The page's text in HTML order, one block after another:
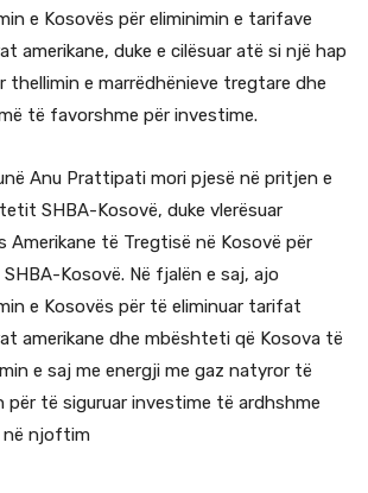
e Kosovës për eliminimin e tarifave
amerikane, duke e cilësuar atë si një hap
thellimin e marrëdhënieve tregtare dhe
të favorshme për investime.
Anu Prattipati mori pjesë në pritjen e
SHBA-Kosovë, duke vlerësuar
Amerikane të Tregtisë në Kosovë për
Kosovë. Në fjalën e saj, ajo
e Kosovës për të eliminuar tarifat
amerikane dhe mbështeti që Kosova të
e saj me energji me gaz natyror të
për të siguruar investime të ardhshme
në njoftim